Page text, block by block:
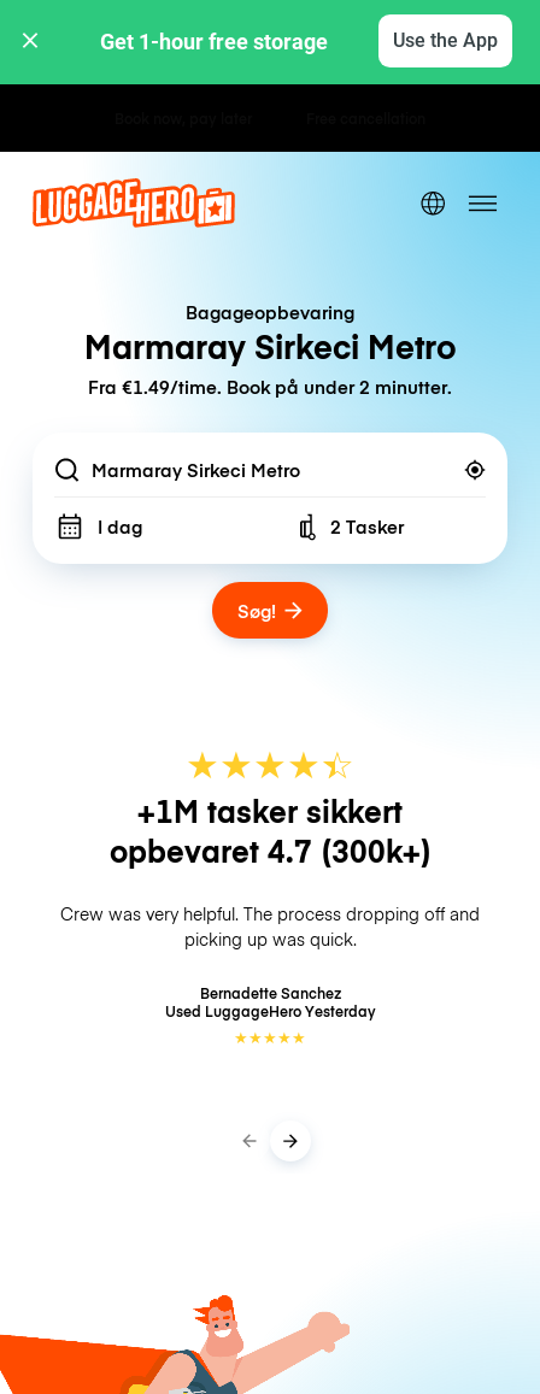
Get 1-hour free storage Use the App
Bagageopbevaring
Marmaray Sirkeci Metro
Fra €1.49/time. Book på under 2 minutter.
Location
I dag Number of bags
2 Tasker
Søg!
★★★★☆
★
+1M tasker sikkert
opbevaret 4.7 (300k+)
Crew was very helpful. The process dropping off and
picking up was quick.
Bernadette Sanchez
Used LuggageHeroYesterday
★★★★★